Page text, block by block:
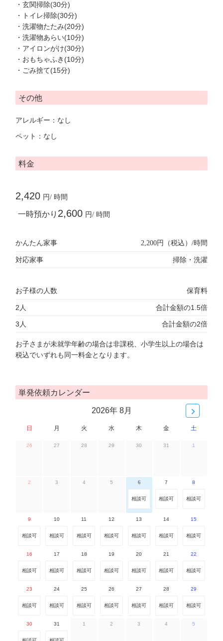
・玄関掃除(30分)
・トイレ掃除(30分)
・洗濯物たたみ(20分)
・洗濯物あらい(10分)
・アイロンがけ(30分)
・おもちゃふき(10分)
・ごみ捨て(15分)
その他
アレルギー：なし
ペット：なし
料金
2,420 円/ 時間
一時預かり 2,600 円/ 時間
かんたん家事 2,200円（税込）/時間
対応家事 掃除・洗濯
お子様の人数 保育料
2人 合計金額の1.5倍
3人 合計金額の2倍
お子さまが未就学年齢の場合は非課税、小学生以上の場合は
税込でいずれも同一料金となります。
単発依頼カレンダー
2026年 8月
日 月 火 水 木 金 土
26 27 28 29 30 31 1
2 3 4 5 6
相談可
7
相談可
8
相談可
9
相談可
10
相談可
11
相談可
12
相談可
13
相談可
14
相談可
15
相談可
16
相談可
17
相談可
18
相談可
19
相談可
20
相談可
21
相談可
22
相談可
23
相談可
24
相談可
25
相談可
26
相談可
27
相談可
28
相談可
29
相談可
30 31 1 2 3 4 5